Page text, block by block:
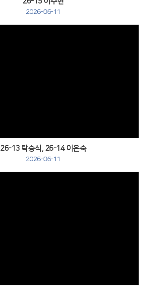
2026-06-11
26-13 탁승식, 26-14 이은숙
2026-06-11